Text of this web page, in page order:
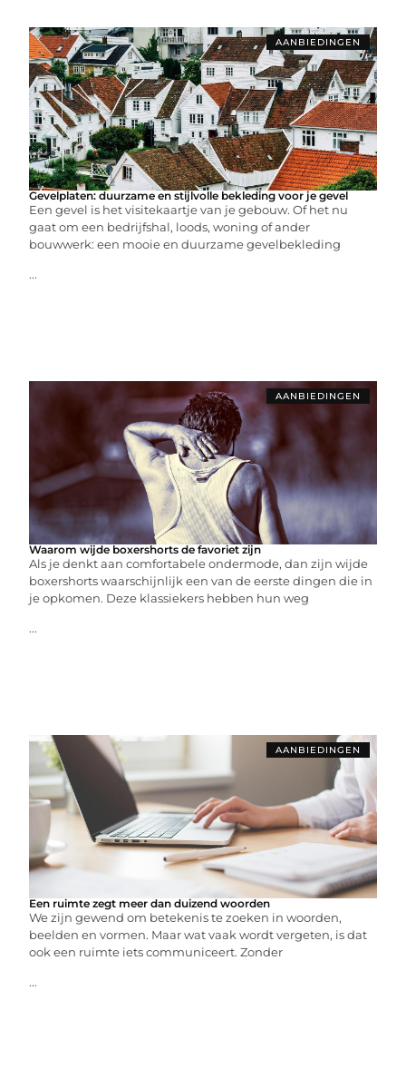
AANBIEDINGEN
Gevelplaten: duurzame en stijlvolle bekleding voor je gevel
Een gevel is het visitekaartje van je gebouw. Of het nu
gaat om een bedrijfshal, loods, woning of ander
bouwwerk: een mooie en duurzame gevelbekleding
...
AANBIEDINGEN
Waarom wijde boxershorts de favoriet zijn
Als je denkt aan comfortabele ondermode, dan zijn wijde
boxershorts waarschijnlijk een van de eerste dingen die in
je opkomen. Deze klassiekers hebben hun weg
...
AANBIEDINGEN
Een ruimte zegt meer dan duizend woorden
We zijn gewend om betekenis te zoeken in woorden,
beelden en vormen. Maar wat vaak wordt vergeten, is dat
ook een ruimte iets communiceert. Zonder
...